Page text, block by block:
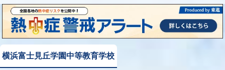
横浜富士見丘学園中等教育学校